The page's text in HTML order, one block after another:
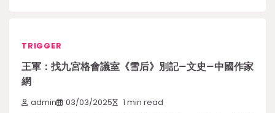
TRIGGER
王軍：找九宮格會議室《雪后》別記–文史–中國作家
網
admin 03/03/2025 1 min read